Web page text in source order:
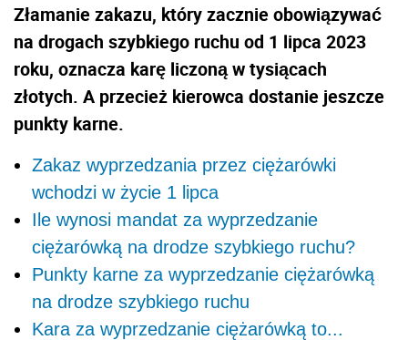
Złamanie zakazu, który zacznie obowiązywać
na drogach szybkiego ruchu od 1 lipca 2023
roku, oznacza karę liczoną w tysiącach
złotych. A przecież kierowca dostanie jeszcze
punkty karne.
Zakaz wyprzedzania przez ciężarówki
wchodzi w życie 1 lipca
Ile wynosi mandat za wyprzedzanie
ciężarówką na drodze szybkiego ruchu?
Punkty karne za wyprzedzanie ciężarówką
na drodze szybkiego ruchu
Kara za wyprzedzanie ciężarówką to...